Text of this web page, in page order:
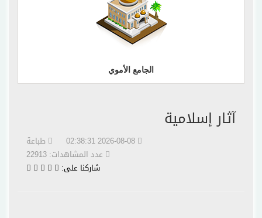
إقرأ المزيد
الجامع الأموي
آثار إسلامية
طباعة
عدد المشاهدات: 22913
شاركنا على: